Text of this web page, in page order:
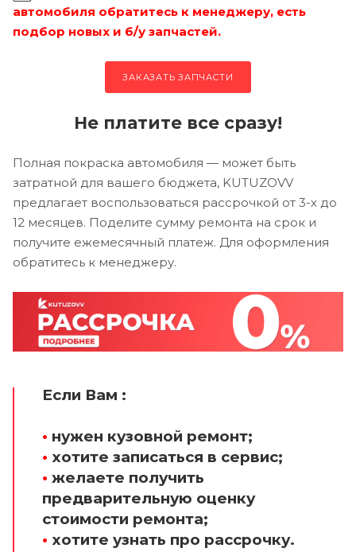
автомобиля обратитесь к менеджеру, есть
подбор новых и б/у запчастей.
ЗАКАЗАТЬ ЗАПЧАСТИ
Не платите все сразу!
Полная покраска автомобиля — может быть
затратной для вашего бюджета, KUTUZOVV
предлагает воспользоваться рассрочкой от 3-х до
12 месяцев. Поделите сумму ремонта на срок и
получите ежемесячный платеж. Для оформления
обратитесь к менеджеру.
Если Вам :
• нужен кузовной ремонт;
• хотите записаться в сервис;
• желаете получить
предварительную оценку
стоимости ремонта;
• хотите узнать про рассрочку.